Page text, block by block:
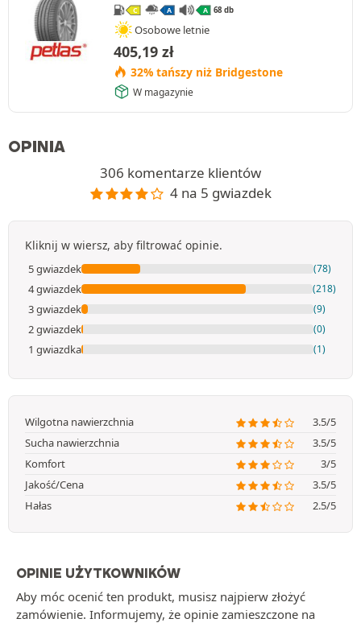
C A A 68 db
Osobowe letnie
405,19 zł
32% tańszy niż Bridgestone
W magazynie
OPINIA
306 komentarze klientów
4 na 5 gwiazdek
Kliknij w wiersz, aby filtrować opinie.
5 gwiazdek (78)
4 gwiazdek (218)
3 gwiazdek (9)
2 gwiazdek (0)
1 gwiazdka (1)
Wilgotna nawierzchnia
3.5/5
Sucha nawierzchnia
3.5/5
Komfort
3/5
Jakość/Cena
3.5/5
Hałas
2.5/5
OPINIE UŻYTKOWNIKÓW
Aby móc ocenić ten produkt, musisz najpierw złożyć
zamówienie. Informujemy, że opinie zamieszczone na